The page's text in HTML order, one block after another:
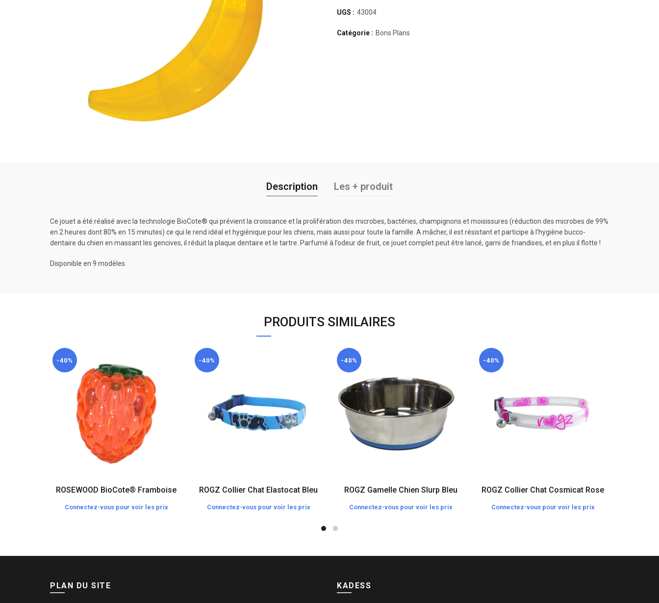
UGS : 43004
Catégorie : Bons Plans
Description Les + produit
Ce jouet a été réalisé avec la technologie BioCote® qui prévient la croissance et la prolifération des microbes, bactéries, champignons et moisissures (réduction des microbes de 99%
en 2 heures dont 80% en 15 minutes) ce qui le rend idéal et hygiénique pour les chiens, mais aussi pour toute la famille. A mâcher, il est résistant et participe à l’hygiène bucco-
dentaire du chien en massant les gencives, il réduit la plaque dentaire et le tartre. Parfumé à l’odeur de fruit, ce jouet complet peut être lancé, garni de friandises, et en plus il flotte !
Disponible en 9 modèles.
PRODUITS SIMILAIRES
-40%
ROSEWOOD BioCote® Framboise
Connectez-vous pour voir les prix
-40%
ROGZ Collier Chat Elastocat Bleu
Connectez-vous pour voir les prix
-40%
ROGZ Gamelle Chien Slurp Bleu
Connectez-vous pour voir les prix
-40%
ROGZ Collier Chat Cosmicat Rose
Connectez-vous pour voir les prix
PLAN DU SITE KADESS